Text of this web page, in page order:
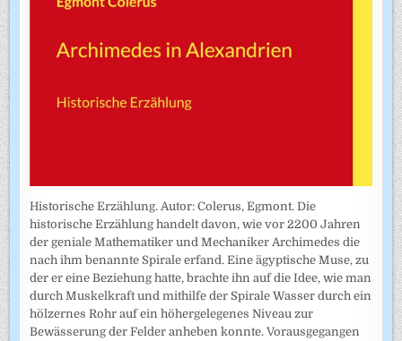
Historische Erzählung. Autor: Colerus, Egmont. Die
historische Erzählung handelt davon, wie vor 2200 Jahren
der geniale Mathematiker und Mechaniker Archimedes die
nach ihm benannte Spirale erfand. Eine ägyptische Muse, zu
der er eine Beziehung hatte, brachte ihn auf die Idee, wie man
durch Muskelkraft und mithilfe der Spirale Wasser durch ein
hölzernes Rohr auf ein höhergelegenes Niveau zur
Bewässerung der Felder anheben konnte. Vorausgegangen